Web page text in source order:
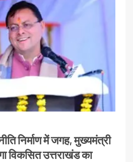
निर्माण में जगह, मुख्यमंत्री
विकसित उत्तराखंड का